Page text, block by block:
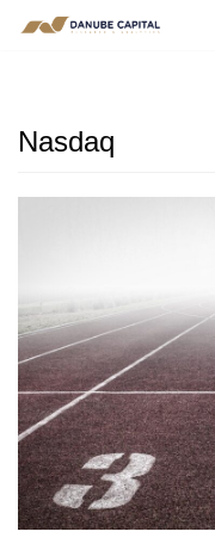
Nasdaq